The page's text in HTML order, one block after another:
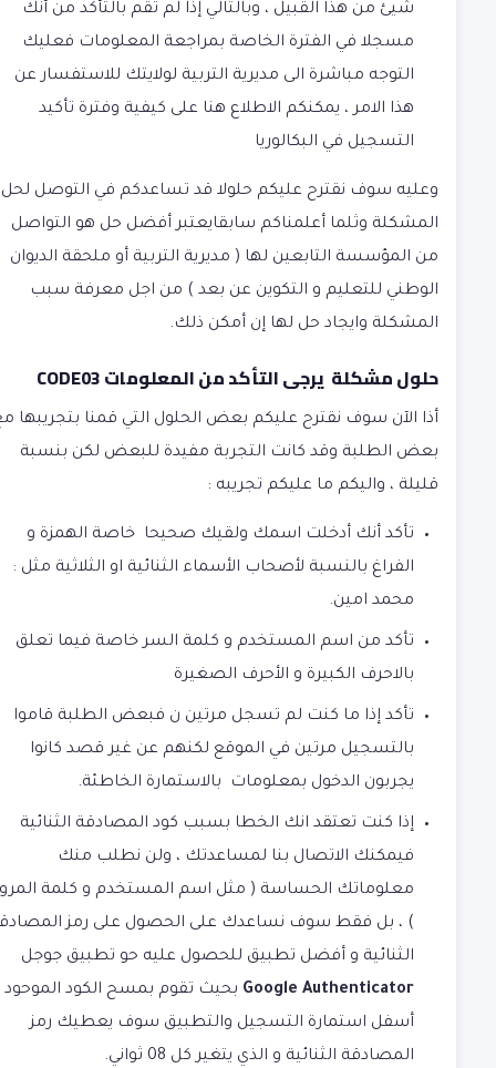
شيئ من هذا القبيل ، وبالتالي إذا لم تقم بالتأكد من أنك
مسجلا في الفترة الخاصة بمراجعة المعلومات فعليك
التوجه مباشرة الى مديرية التربية لولايتك للاستفسار عن
هذا الامر ، يمكنكم الاطلاع هنا على كيفية وفترة تأكيد
التسجيل في البكالوريا
وعليه سوف نقترح عليكم حلولا قد تساعدكم في التوصل لحل
المشكلة وثلما أعلمناكم سابقايعتبر أفضل حل هو التواصل
من المؤسسة التابعين لها ( مديرية التربية أو ملحقة الديوان
الوطني للتعليم و التكوين عن بعد ) من اجل معرفة سبب
المشكلة وايجاد حل لها إن أمكن ذلك.
حلول مشكلة يرجى التأكد من المعلومات CODE03
أذا الآن سوف نقترح عليكم بعض الحلول التي قمنا بتجريبها
بعض الطلبة وقد كانت التجربة مفيدة للبعض لكن بنسبة
قليلة ، واليكم ما عليكم تجريبه :
تأكد أنك أدخلت اسمك ولقيك صحيحا خاصة الهمزة و
الفراغ بالنسبة لأصحاب الأسماء الثنائية او الثلاثية مثل :
محمد امين.
تأكد من اسم المستخدم و كلمة السر خاصة فيما تعلق
بالاحرف الكبيرة و الأحرف الصغيرة
تأكد إذا ما كنت لم تسجل مرتين ن فبعض الطلبة قاموا
بالتسجيل مرتين في الموقع لكنهم عن غير قصد كانوا
يجربون الدخول بمعلومات بالاستمارة الخاطئة.
إذا كنت تعتقد انك الخطا بسبب كود المصادقة الثنائية
فيمكنك الاتصال بنا لمساعدتك ، ولن نطلب منك
معلوماتك الحساسة ( مثل اسم المستخدم و كلمة
) ، بل فقط سوف نساعدك على الحصول على رمز
الثنائية و أفضل تطبيق للحصول عليه حو تطبيق جوجل
Google Authenticator بحيث تقوم بمسح الكود الموحود
أسفل استمارة التسجيل والتطبيق سوف يعطيك رمز
المصادقة الثنائية و الذي يتغير كل 08 ثواني.